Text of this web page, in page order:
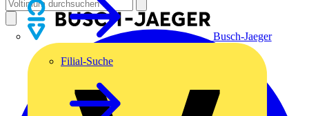
Busch-Jaeger
Filial-Suche